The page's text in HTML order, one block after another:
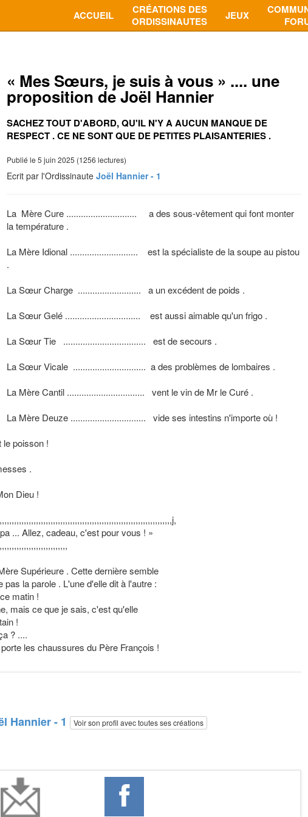
ACCUEIL
CRÉATIONS DES
ORDISSINAUTES
JEUX
« Mes Sœurs, je suis à vous » .... une
proposition de Joël Hannier
SACHEZ TOUT D'ABORD, QU'IL N'Y A AUCUN MANQUE DE
RESPECT . CE NE SONT QUE DE PETITES PLAISANTERIES .
Publié le 5 juin 2025 (1256 lectures)
Ecrit par l'Ordissinaute Joël Hannier - 1
La Mère Cure ............................. a des sous-vêtement qui font monter
la température .
La Mère Idional ............................ est la spécialiste de la soupe au pistou
.
La Sœur Charge .......................... a un excédent de poids .
La Sœur Gelé ............................... est aussi aimable qu'un frigo .
La Sœur Tie .................................. est de secours .
La Sœur Vicale .............................. a des problèmes de lombaires .
La Mère Cantil ................................ vent le vin de Mr le Curé .
La Mère Deuze ............................... vide ses intestins n'importe où !
poisson !
.
Dieu !
... Allez, cadeau, c'est pour vous ! »
Supérieure . Cette dernière semble
la parole . L'une d'elle dit à l'autre :
matin !
mais ce que je sais, c'est qu'elle
!
? ....
les chaussures du Père François !
Hannier - 1 Voir son profil avec toutes ses créations